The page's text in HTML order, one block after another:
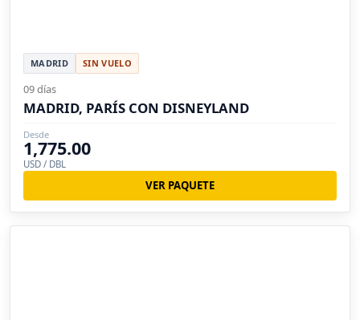
MADRID SIN VUELO
09 días
MADRID, PARÍS CON DISNEYLAND
Desde
1,775.00
USD / DBL
VER PAQUETE